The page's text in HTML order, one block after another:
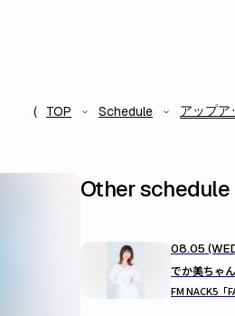
TOP Schedule アップア
Other schedule
08.05
でか美ちゃん
FM NACK5「